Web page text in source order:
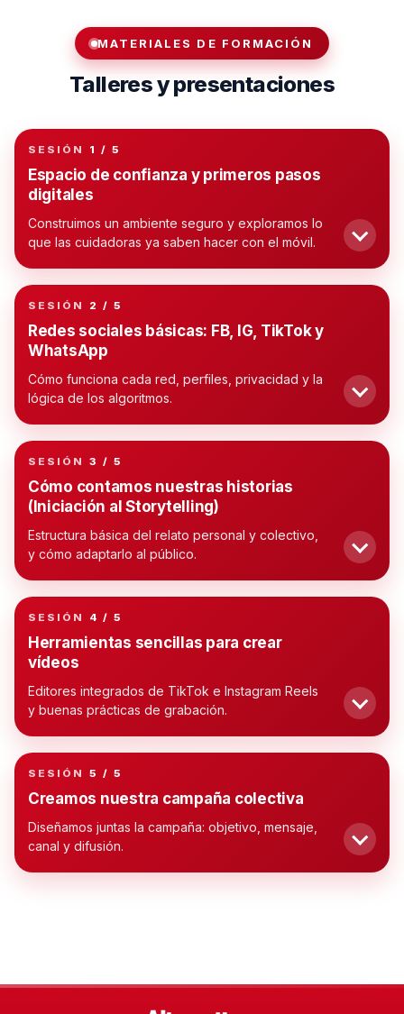
MATERIALES DE FORMACIÓN
Talleres y presentaciones
TALLER 01
SESIÓN 1 / 5
Espacio de confianza y primeros pasos
digitales
Construimos un ambiente seguro y exploramos lo
que las cuidadoras ya saben hacer con el móvil.
TALLER 02
SESIÓN 2 / 5
Redes sociales básicas: FB, IG, TikTok y
WhatsApp
Cómo funciona cada red, perfiles, privacidad y la
lógica de los algoritmos.
TALLER 03
SESIÓN 3 / 5
Cómo contamos nuestras historias
(Iniciación al Storytelling)
Estructura básica del relato personal y colectivo,
y cómo adaptarlo al público.
TALLER 04
SESIÓN 4 / 5
Herramientas sencillas para crear
vídeos
Editores integrados de TikTok e Instagram Reels
y buenas prácticas de grabación.
SESIÓN 5 / 5
Creamos nuestra campaña colectiva
Diseñamos juntas la campaña: objetivo, mensaje,
canal y difusión.